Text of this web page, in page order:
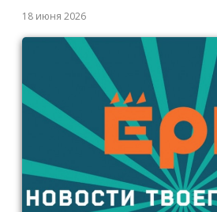
18 июня 2026